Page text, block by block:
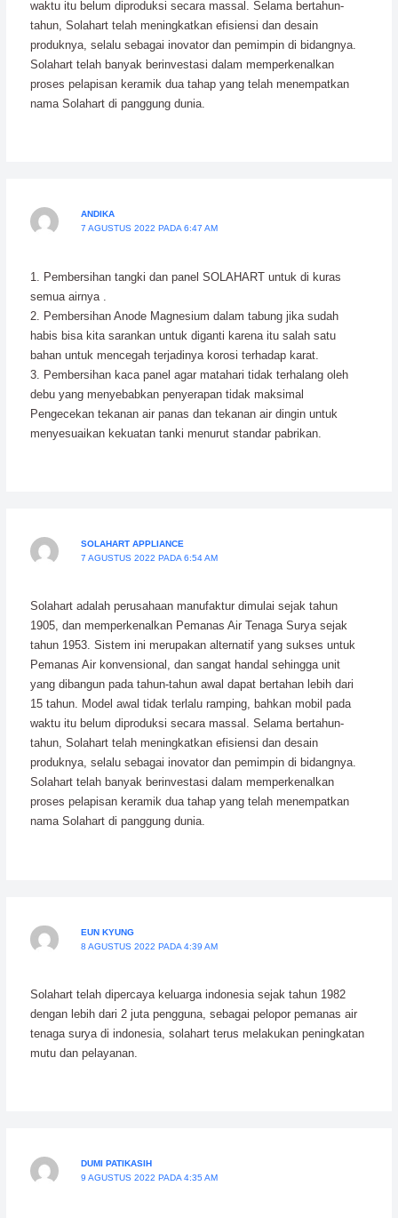
waktu itu belum diproduksi secara massal. Selama bertahun-
tahun, Solahart telah meningkatkan efisiensi dan desain
produknya, selalu sebagai inovator dan pemimpin di bidangnya.
Solahart telah banyak berinvestasi dalam memperkenalkan
proses pelapisan keramik dua tahap yang telah menempatkan
nama Solahart di panggung dunia.
ANDIKA
7 AGUSTUS 2022 PADA 6:47 AM
1. Pembersihan tangki dan panel SOLAHART untuk di kuras
semua airnya .
2. Pembersihan Anode Magnesium dalam tabung jika sudah
habis bisa kita sarankan untuk diganti karena itu salah satu
bahan untuk mencegah terjadinya korosi terhadap karat.
3. Pembersihan kaca panel agar matahari tidak terhalang oleh
debu yang menyebabkan penyerapan tidak maksimal
Pengecekan tekanan air panas dan tekanan air dingin untuk
menyesuaikan kekuatan tanki menurut standar pabrikan.
SOLAHART APPLIANCE
7 AGUSTUS 2022 PADA 6:54 AM
Solahart adalah perusahaan manufaktur dimulai sejak tahun
1905, dan memperkenalkan Pemanas Air Tenaga Surya sejak
tahun 1953. Sistem ini merupakan alternatif yang sukses untuk
Pemanas Air konvensional, dan sangat handal sehingga unit
yang dibangun pada tahun-tahun awal dapat bertahan lebih dari
15 tahun. Model awal tidak terlalu ramping, bahkan mobil pada
waktu itu belum diproduksi secara massal. Selama bertahun-
tahun, Solahart telah meningkatkan efisiensi dan desain
produknya, selalu sebagai inovator dan pemimpin di bidangnya.
Solahart telah banyak berinvestasi dalam memperkenalkan
proses pelapisan keramik dua tahap yang telah menempatkan
nama Solahart di panggung dunia.
EUN KYUNG
8 AGUSTUS 2022 PADA 4:39 AM
Solahart telah dipercaya keluarga indonesia sejak tahun 1982
dengan lebih dari 2 juta pengguna, sebagai pelopor pemanas air
tenaga surya di indonesia, solahart terus melakukan peningkatan
mutu dan pelayanan.
DUMI PATIKASIH
9 AGUSTUS 2022 PADA 4:35 AM